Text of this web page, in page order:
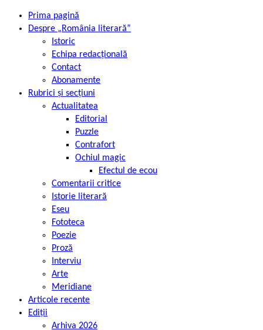
Prima pagină
Despre „România literară”
Istoric
Echipa redacțională
Contact
Abonamente
Rubrici și secțiuni
Actualitatea
Editorial
Puzzle
Contrafort
Ochiul magic
Efectul de ecou
Comentarii critice
Istorie literară
Eseu
Fototeca
Poezie
Proză
Interviu
Arte
Meridiane
Articole recente
Ediții
Arhiva 2026